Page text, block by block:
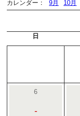
カレンダー： 9月 10月
日
6
-